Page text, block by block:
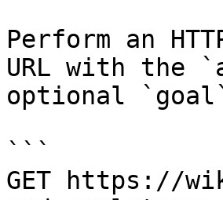
Perform an
URL with the
optional
```
GET https://